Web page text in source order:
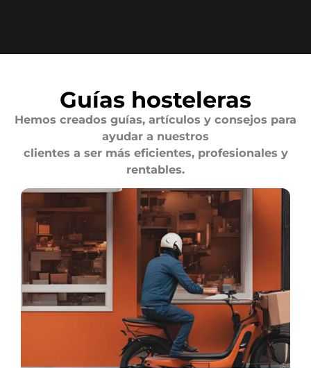
Guías hosteleras
Hemos creados guías, artículos y consejos para
ayudar a nuestros
clientes a ser más eficientes, profesionales y
rentables.